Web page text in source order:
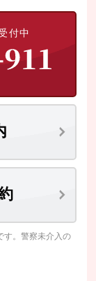
付中
す。警察未介入の